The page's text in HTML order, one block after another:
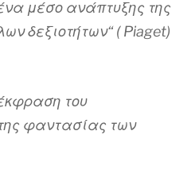
μέσο ανάπτυξης της
δεξιοτήτων“ ( Piaget)
του
φαντασίας των